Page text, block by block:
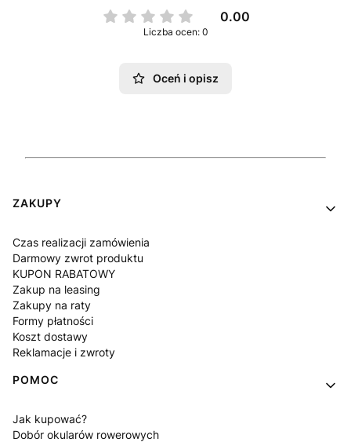
0.00
Liczba ocen: 0
Oceń i opisz
Linki w stopce
ZAKUPY
Czas realizacji zamówienia
Darmowy zwrot produktu
KUPON RABATOWY
Zakup na leasing
Zakupy na raty
Formy płatności
Koszt dostawy
Reklamacje i zwroty
POMOC
Jak kupować?
Dobór okularów rowerowych